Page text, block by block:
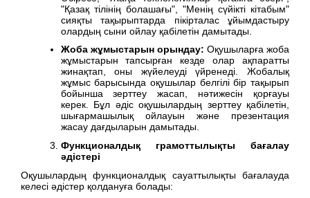
"Қазақ тілінің болашағы", "Менің сүйікті кітабым"
сияқты тақырыптарда пікірталас ұйымдастыру
олардың сыни ойлау қабілетін дамытады.
Жоба жұмыстарын орындау: Оқушыларға жоба
жұмыстарын тапсырған кезде олар ақпаратты
жинақтап, оны жүйелеуді үйренеді. Жобалық
жұмыс барысында оқушылар белгілі бір тақырып
бойынша зерттеу жасап, нәтижесін қорғауы
керек. Бұл әдіс оқушылардың зерттеу қабілетін,
шығармашылық ойлауын және презентация
жасау дағдыларын дамытады.
Функционалдық грамоттылықты бағалау
әдістері
Оқушылардың функционалдық сауаттылықты бағалауда
келесі әдістер қолдануға болады: